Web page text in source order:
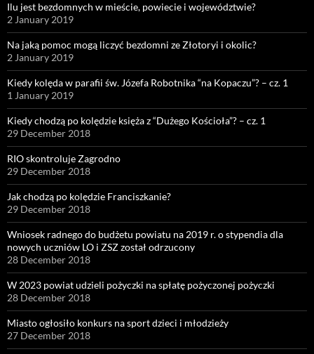
Ilu jest bezdomnych w mieście, powiecie i województwie?
2 January 2019
Na jaką pomoc mogą liczyć bezdomni ze Złotoryi i okolic?
2 January 2019
Kiedy kolęda w parafii św. Józefa Robotnika “na Kopaczu”? – cz. 1
1 January 2019
Kiedy chodzą po kolędzie księża z “Dużego Kościoła”? – cz. 1
29 December 2018
RIO skontroluje Zagrodno
29 December 2018
Jak chodzą po kolędzie Franciszkanie?
29 December 2018
Wniosek radnego do budżetu powiatu na 2019 r. o stypendia dla
nowych uczniów LO i ZSZ został odrzucony
28 December 2018
W 2023 powiat udzieli pożyczki na spłatę pożyczonej pożyczki
28 December 2018
Miasto ogłosiło konkurs na sport dzieci i młodzieży
27 December 2018